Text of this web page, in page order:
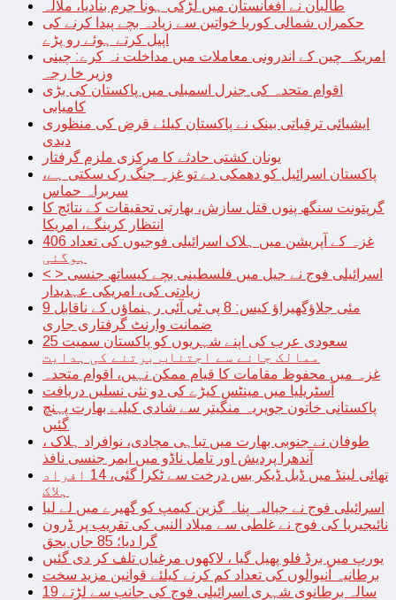
طالبان نے افغانستان میں لڑکی ہونا جرم بنادیا، ملالہ
حکمراں شمالی کوریا خواتین سے زیادہ بچے پیدا کرنے کی
اپیل کرتے ہوئے رو پڑے
امریکہ چین کے اندرونی معاملات میں مداخلت نہ کرے: چینی
وزیر خا رجہ
اقوام متحدہ کی جنرل اسمبلی میں پاکستان کی بڑی
کامیابی
ایشیائی ترقیاتی بینک نے پاکستان کیلئے قرض کی منظوری
دیدی
یونان کشتی حادثے کا مرکزی ملزم گرفتار
پاکستان اسرائیل کو دھمکی دے تو غزہ جنگ رک سکتی ہے،
سربراہ حماس
گرپتونت سنگھ پنوں قتل سازش، بھارتی تحقیقات کے نتائج کا
انتظار کرینگے، امریکا
غزہ کے آپریشن میں ہلاک اسرائیلی فوجیوں کی تعداد 406
ہوگئی
< > اسرائیلی فوج نے جیل میں فلسطینی بچے کیساتھ جنسی
زیادتی کی، امریکی عہدیدار
9 مئی جلاؤگھیراؤ کیس: 8 پی ٹی آئی رہنماؤں کے ناقابل
ضمانت وارنٹ گرفتاری جاری
سعودی عرب کی اپنے شہریوں کو پاکستان سمیت 25
ممالک جانے سے اجتناب برتنے کی ہدایت
غزہ میں محفوظ مقامات کا قیام ممکن نہیں، اقوام متحدہ
آسٹریلیا میں مینٹس کیڑے کی دو نئی نسلیں دریافت
پاکستانی خاتون جویریہ منگیتر سے شادی کیلیے بھارت پہنچ
گئیں
طوفان نے جنوبی بھارت میں تباہی مچادی، نوافراد ہلاک ،
آندھرا پردیش اور تامل ناڈو میں ایمر جنسی نافذ
تھائی لینڈ میں ڈبل ڈیکر بس درخت سے ٹکرا گئی، 14 افراد
ہلاک
اسرائیلی فوج نے جبالیہ پناہ گزین کیمپ کو گھیرے میں لے لیا
نائیجیریا کی فوج نے غلطی سے میلاد النبی کی تقریب پر ڈرون
گرا دیا؛ 85 جاں بحق
یورپ میں برڈ فلو پھیل گیا ، لاکھوں مرغیاں تلف کر دی گئیں
برطانیہ آنیوالوں کی تعداد کم کرنے کیلئے قوانین مزید سخت
19 سالہ برطانوی شہری اسرائیلی فوج کی جانب سے لڑتے